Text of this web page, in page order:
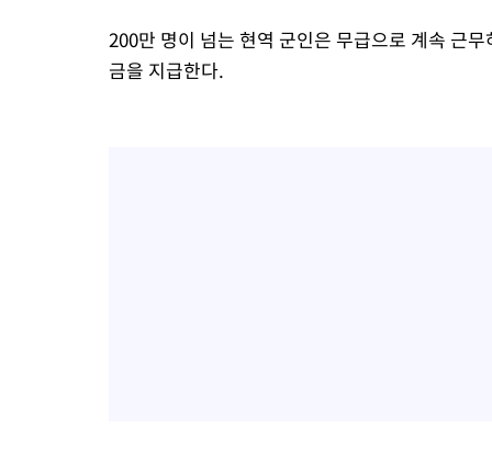
200만 명이 넘는 현역 군인은 무급으로 계속 근
금을 지급한다.